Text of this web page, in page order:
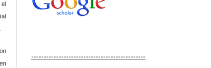
----------------------------------------------